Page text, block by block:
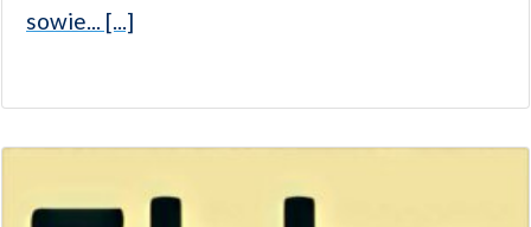
sowie... [...]